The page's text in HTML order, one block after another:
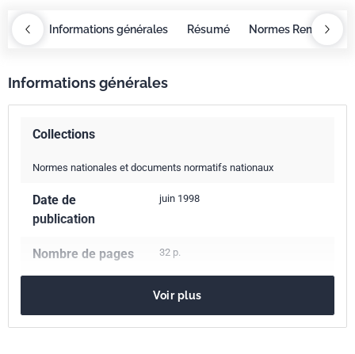
Informations générales Résumé Normes
Informations générales
Collections
Normes nationales et documents normatifs nationaux
Date de
publication
juin 1998
Nombre de pages 32 p.
Codes ICS
Voir plus